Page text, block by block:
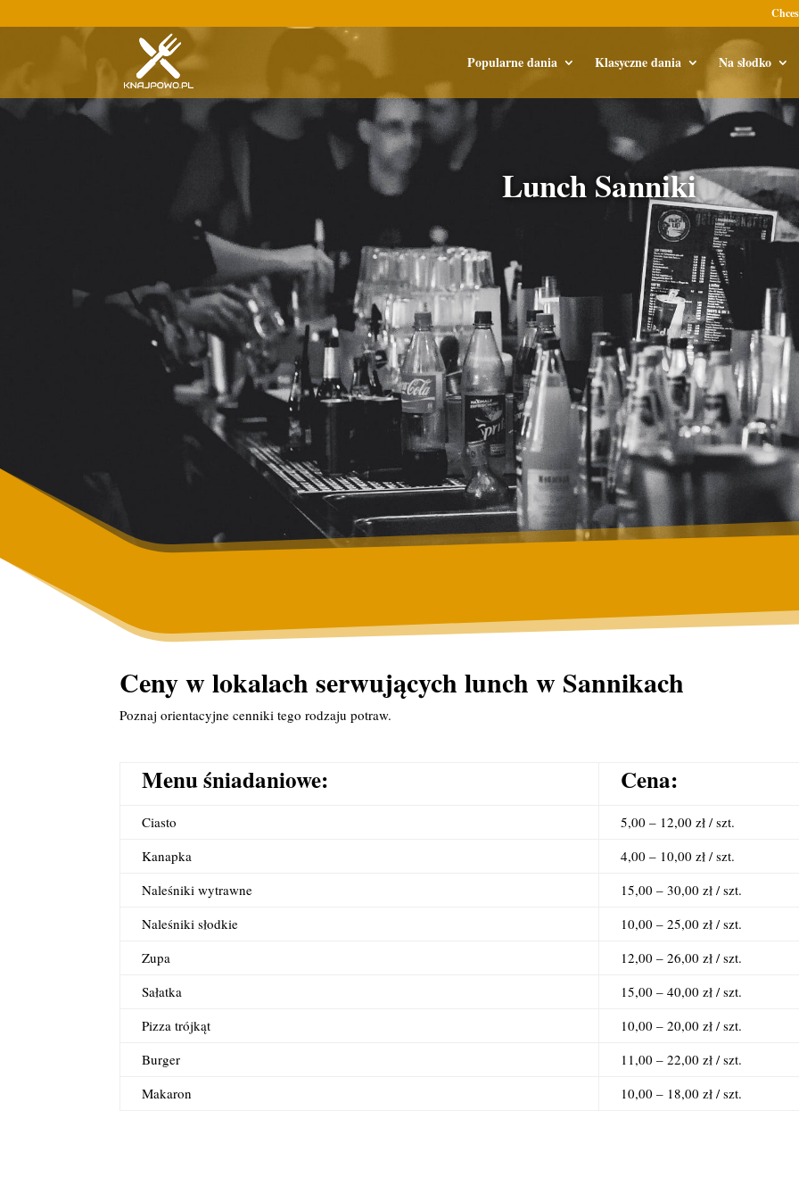
Popularne dania Klasyczne dania Na słodko
Lunch Sanniki
Ceny w lokalach serwujących lunch w Sannikach
Poznaj orientacyjne cenniki tego rodzaju potraw.
Menu śniadaniowe: Cena:
Ciasto
5,00 – 12,00 zł / szt.
Kanapka
4,00 – 10,00 zł / szt.
Naleśniki wytrawne
15,00 – 30,00 zł / szt.
Naleśniki słodkie
10,00 – 25,00 zł / szt.
Zupa
12,00 – 26,00 zł / szt.
Sałatka
15,00 – 40,00 zł / szt.
Pizza trójkąt
10,00 – 20,00 zł / szt.
Burger
11,00 – 22,00 zł / szt.
Makaron
10,00 – 18,00 zł / szt.